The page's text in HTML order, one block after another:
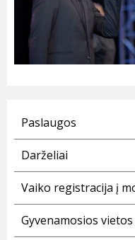
Paslaugos
Darželiai
Vaiko registracija į
Gyvenamosios